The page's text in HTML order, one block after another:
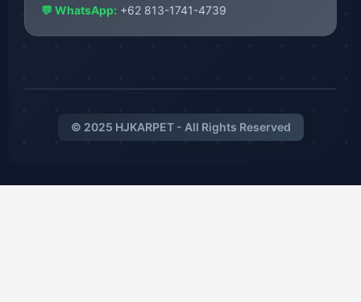
💬 WhatsApp: +62 813-1741-4739
© 2025 HJKARPET - All Rights Reserved